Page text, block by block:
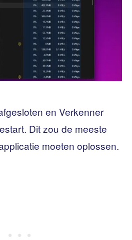
en Verkenner
Dit zou de meeste
moeten oplossen.